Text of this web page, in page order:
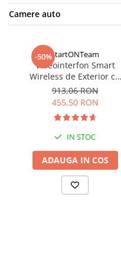
Camere auto
-50%StartONTeam
Videointerfon Smart
Wireless de Exterior cu
Camera HD, Senzor
Miscare, Night Vision
913,06 RON
455,50 RON
IN STOC
ADAUGA IN COS